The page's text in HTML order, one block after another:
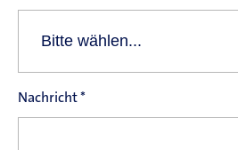
Nachricht*